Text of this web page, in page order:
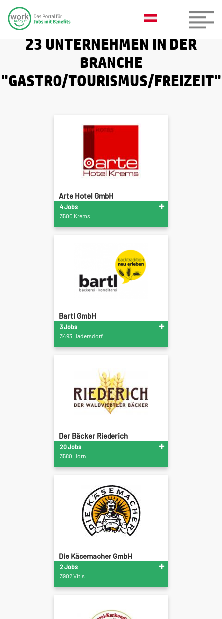
23 UNTERNEHMEN IN DER
BRANCHE
"GASTRO/TOURISMUS/FREIZEIT"
Arte Hotel GmbH
4 Jobs
3500 Krems
Bartl GmbH
3 Jobs
3493 Hadersdorf
Der Bäcker Riederich
20 Jobs
3580 Horn
Die Käsemacher GmbH
2 Jobs
3902 Vitis